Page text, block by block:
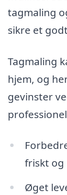
tagmaling
sikre et
Tagmaling
hjem, og
gevinster
friskt og
Øget